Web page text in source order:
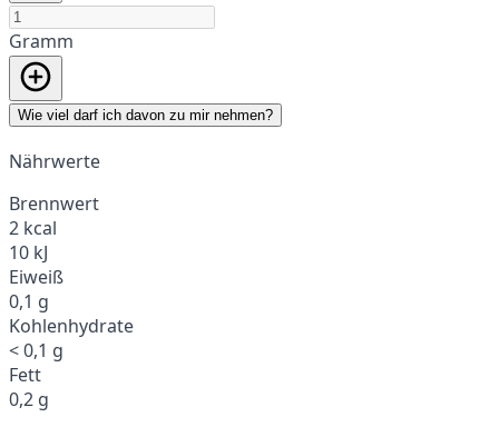
Gramm
Wie viel darf ich davon zu mir nehmen?
Nährwerte
Brennwert
2 kcal
10 kJ
Eiweiß
0,1 g
Kohlenhydrate
< 0,1 g
Fett
0,2 g